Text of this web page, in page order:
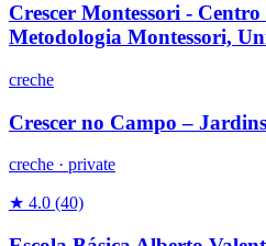
Crescer Montessori -
Metodologia Montessori,
creche
Crescer no Campo –
creche · private
★ 4.0 (40)